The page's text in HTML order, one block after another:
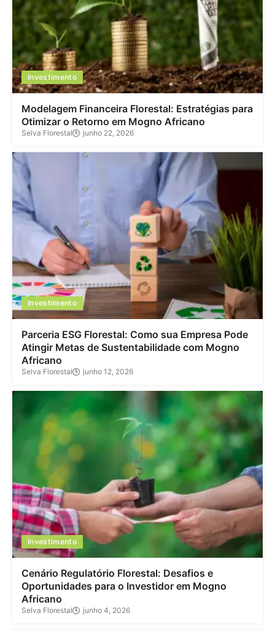
Investimento
Modelagem Financeira Florestal: Estratégias para
Otimizar o Retorno em Mogno Africano
Selva Florestal junho 22, 2026
Investimento
Parceria ESG Florestal: Como sua Empresa Pode
Atingir Metas de Sustentabilidade com Mogno
Africano
Selva Florestal junho 12, 2026
Investimento
Cenário Regulatório Florestal: Desafios e
Oportunidades para o Investidor em Mogno
Africano
Selva Florestal junho 4, 2026
Investimento